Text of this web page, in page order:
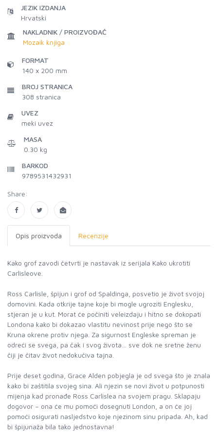
JEZIK IZDANJA
Hrvatski
NAKLADNIK / PROIZVOĐAČ
Mozaik knjiga
FORMAT
140 x 200 mm
BROJ STRANICA
308 stranica
UVEZ
meki uvez
MASA
0.30 kg
BARKOD
9789531432931
Share:
Opis proizvoda Recenzije
Kako grof zavodi četvrti je nastavak iz serijala Kako ukrotiti
Carlisleove.
Ross Carlisle, špijun i grof od Spaldinga, posvetio je život svojoj
domovini. Kada otkrije tajne koje bi mogle ugroziti Englesku,
stjeran je u kut. Morat će počiniti veleizdaju i hitno se dokopati
Londona kako bi dokazao vlastitu nevinost prije nego što se
Kruna okrene protiv njega. Za sigurnost Engleske spreman je
odreći se svega, pa čak i svog života… sve dok ne sretne ženu
čiji je čitav život nedokučiva tajna.
Prije deset godina, Grace Alden pobjegla je od svega što je znala
kako bi zaštitila svojeg sina. Ali njezin se novi život u potpunosti
mijenja kad pronađe Ross Carlislea na svojem pragu. Sklapaju
dogovor – ona će mu pomoći dosegnuti London, a on će joj
pomoći osigurati nasljedstvo koje njezinom sinu pripada. Ah, kad
bi špijunaža bila tako jednostavna!